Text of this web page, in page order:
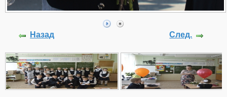
Назад След.